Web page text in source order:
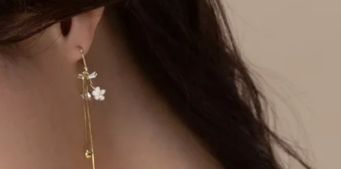
珍藏日記微笑耳環
NT$580
淡雅珍珠雙層蝴蝶結耳環
NT$490NT$580